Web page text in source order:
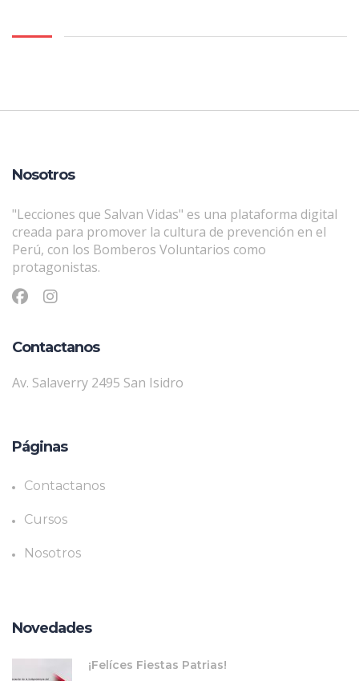
Nosotros
"Lecciones que Salvan Vidas" es una plataforma digital
creada para promover la cultura de prevención en el
Perú, con los Bomberos Voluntarios como
protagonistas.
Contactanos
Av. Salaverry 2495 San Isidro
Páginas
Contactanos
Cursos
Nosotros
Novedades
¡Felíces Fiestas Patrias!